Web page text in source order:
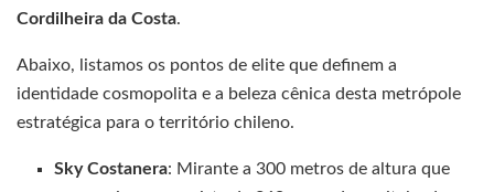
Cordilheira da Costa.
Abaixo, listamos os pontos de elite que definem a
identidade cosmopolita e a beleza cênica desta metrópole
estratégica para o território chileno.
Sky Costanera: Mirante a 300 metros de altura que